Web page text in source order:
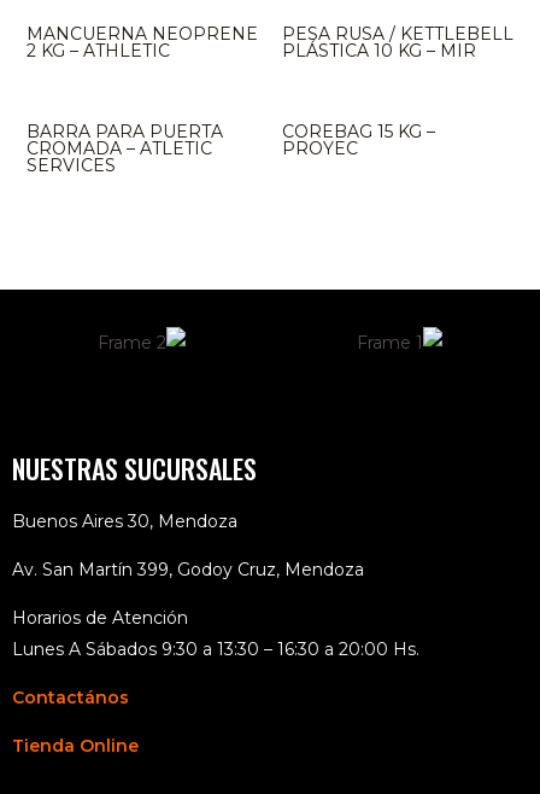
MANCUERNA NEOPRENE
2 KG – ATHLETIC
PESA RUSA / KETTLEBELL
PLÁSTICA 10 KG – MIR
BARRA PARA PUERTA
CROMADA – ATLETIC
SERVICES
COREBAG 15 KG –
PROYEC
NUESTRAS SUCURSALES
Buenos Aires 30, Mendoza
Av. San Martín 399, Godoy Cruz, Mendoza
Horarios de Atención
Lunes A Sábados 9:30 a 13:30 – 16:30 a 20:00 Hs.
Contactános
Tienda Online